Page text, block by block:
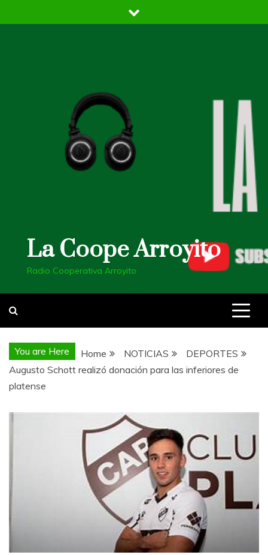
to
La Coope Arroyito
Radio Cooperativa Arroyito
You are Here Home NOTICIAS
DEPORTES
Augusto Schott realizó donación para las inferiores de
platense